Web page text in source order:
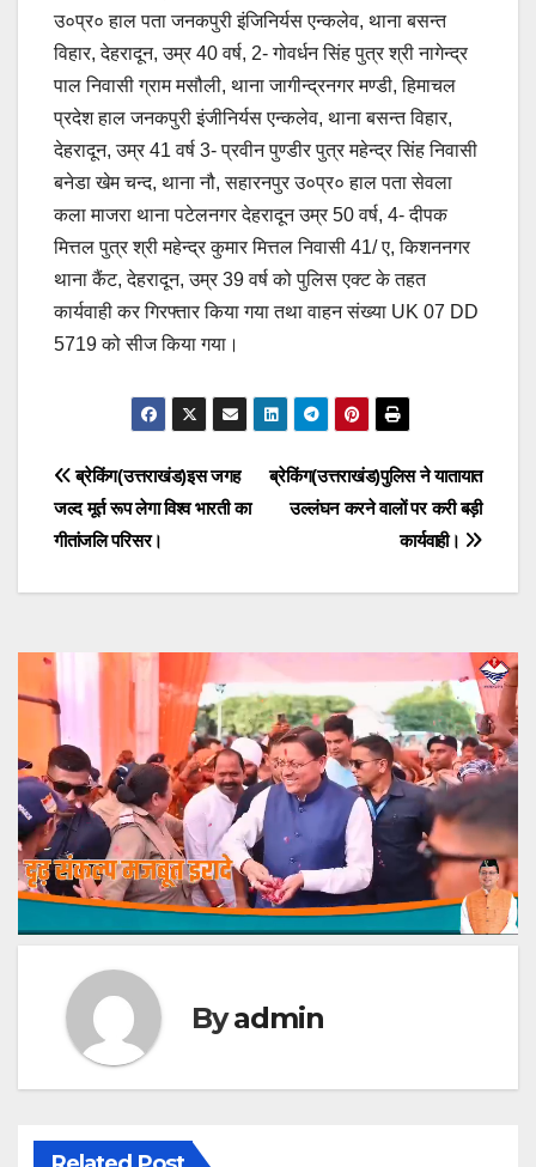
उ०प्र० हाल पता जनकपुरी इंजिनिर्यस एन्कलेव, थाना बसन्त
विहार, देहरादून, उम्र 40 वर्ष, 2- गोवर्धन सिंह पुत्र श्री नागेन्द्र
पाल निवासी ग्राम मसौली, थाना जागीन्द्रनगर मण्डी, हिमाचल
प्रदेश हाल जनकपुरी इंजीनिर्यस एन्कलेव, थाना बसन्त विहार,
देहरादून, उम्र 41 वर्ष 3- प्रवीन पुण्डीर पुत्र महेन्द्र सिंह निवासी
बनेडा खेम चन्द, थाना नौ, सहारनपुर उ०प्र० हाल पता सेवला
कला माजरा थाना पटेलनगर देहरादून उम्र 50 वर्ष, 4- दीपक
मित्तल पुत्र श्री महेन्द्र कुमार मित्तल निवासी 41/ ए, किशननगर
थाना कैंट, देहरादून, उम्र 39 वर्ष को पुलिस एक्ट के तहत
कार्यवाही कर गिरफ्तार किया गया तथा वाहन संख्या UK 07 DD
5719 को सीज किया गया।
Post
navigation
ब्रेकिंग(उत्तराखंड)पुलिस ने यातायात
उल्लंघन करने वालों पर करी बड़ी
कार्यवाही।
ब्रेकिंग(उत्तराखंड)इस जगह
जल्द मूर्त रूप लेगा विश्व भारती का
गीतांजलि परिसर।
Byadmin